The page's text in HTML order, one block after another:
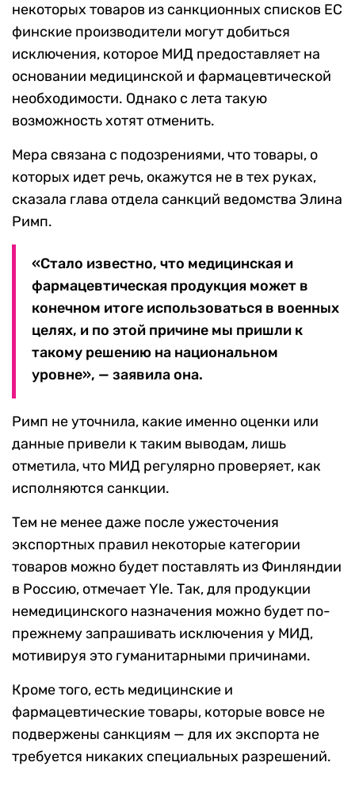
некоторых товаров из санкционных списков ЕС
финские производители могут добиться
исключения, которое МИД предоставляет на
основании медицинской и фармацевтической
необходимости. Однако с лета такую
возможность хотят отменить.
Мера связана с подозрениями, что товары, о
которых идет речь, окажутся не в тех руках,
сказала глава отдела санкций ведомства Элина
Римп.
«Стало известно, что медицинская и
фармацевтическая продукция может в
конечном итоге использоваться в военных
целях, и по этой причине мы пришли к
такому решению на национальном
уровне», — заявила она.
Римп не уточнила, какие именно оценки или
данные привели к таким выводам, лишь
отметила, что МИД регулярно проверяет, как
исполняются санкции.
Тем не менее даже после ужесточения
экспортных правил некоторые категории
товаров можно будет поставлять из Финляндии
в Россию, отмечает Yle. Так, для продукции
немедицинского назначения можно будет по-
прежнему запрашивать исключения у МИД,
мотивируя это гуманитарными причинами.
Кроме того, есть медицинские и
фармацевтические товары, которые вовсе не
подвержены санкциям — для их экспорта не
требуется никаких специальных разрешений.